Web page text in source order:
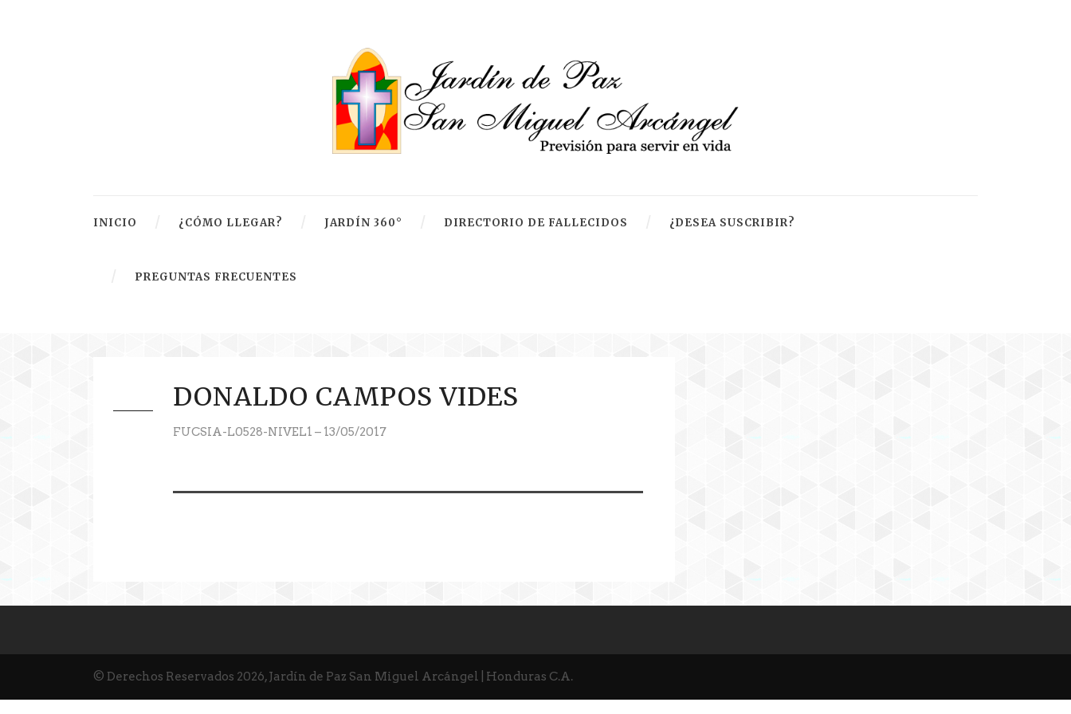
INICIO ¿CÓMO LLEGAR? JARDÍN 360° DIRECTORIO DE FALLECIDOS ¿DESEA SUSCRIBIR?
PREGUNTAS FRECUENTES
DONALDO CAMPOS VIDES
FUCSIA-L0528-NIVEL1 – 13/05/2017
© Derechos Reservados 2026, Jardín de Paz San Miguel Arcángel | Honduras C.A.